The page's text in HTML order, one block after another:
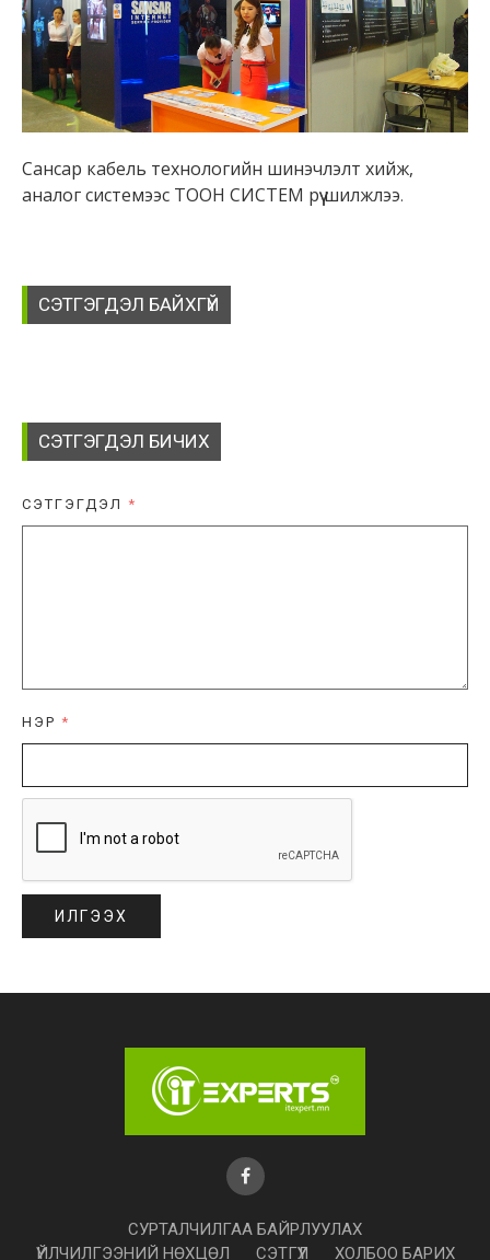
Сансар кабель технологийн шинэчлэлт хийж,
аналог системээс ТООН СИСТЕМ рүү шилжлээ.
СЭТГЭГДЭЛ БАЙХГҮЙ
СЭТГЭГДЭЛ БИЧИХ
СЭТГЭГДЭЛ *
НЭР *
СУРТАЛЧИЛГАА БАЙРЛУУЛАХ
ҮЙЛЧИЛГЭЭНИЙ НӨХЦӨЛ
СЭТГҮҮЛ ХОЛБОО БАРИХ